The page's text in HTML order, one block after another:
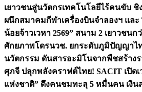
เยาวชนสู่นวัตกรเทคโนโลยีไร้คนขับ
ผนึกสมาคมกีฬาเครื่องบินจำลองฯ และ
น้อยจ้าวเวหา 2569” สนาม 2 เยาวชน
ศักยภาพโดรนวช. ยกระดับภูมิปัญญาไ
นวัตกรรม ดันสารอะมิโนจากพืชสร้าง
ศุภจี ปลุกพลังคราฟต์ไทย! SACIT เปิด
แห่งชาติ” ดึงคนชมทะลุ 5 หมื่นคน เงิน